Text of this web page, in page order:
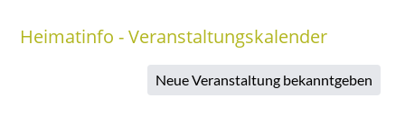
Heimatinfo - Veranstaltungskalender